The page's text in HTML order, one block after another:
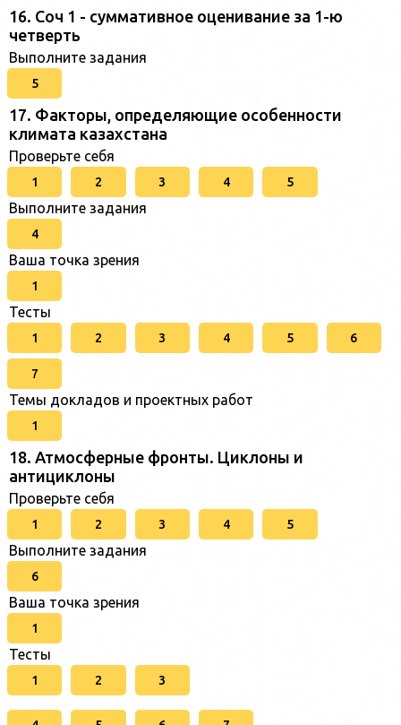
16. Соч 1 - суммативное оценивание за 1-ю
четверть
Выполните задания
5
17. Факторы, определяющие особенности
климата казахстана
Проверьте себя
1 2 3 4 5
Выполните задания
4
Ваша точка зрения
1
Тесты
1 2 3 4 5 6
7
Темы докладов и проектных работ
1
18. Атмосферные фронты. Циклоны и
антициклоны
Проверьте себя
1 2 3 4 5
Выполните задания
6
Ваша точка зрения
1
Тесты
1 2 3